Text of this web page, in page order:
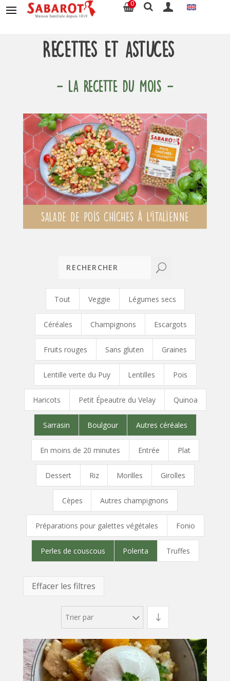
0
Recettes et astuces
- LA RECETTE DU MOIS -
Salade de pois chiches à l’italienne
U
Tout Veggie Légumes secs
Céréales Champignons Escargots
Fruits rouges Sans gluten Graines
Lentille verte du Puy Lentilles Pois
Haricots Petit Épeautre du Velay Quinoa
Sarrasin Boulgour Autres céréales
En moins de 20 minutes Entrée Plat
Dessert Riz Morilles Girolles
Cèpes Autres champignons
Préparations pour galettes végétales Fonio
Perles de couscous Polenta Truffes
Effacer les filtres
Trier par